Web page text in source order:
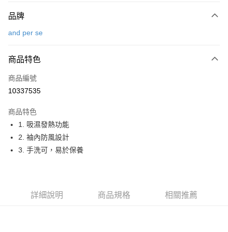
信用卡一次付款
LINE Pay
Apple Pay
悠遊付
大哥付你分期
相關說明
成交易。
【關於「AFTEE先享後付」】
AFTEE先享後付是「在收到商品之後才付款」的支付方式。 讓您購物簡單
ATM付款
品牌
and per se
商品特色
商品編號
10337535
商品特色
1. 吸濕發熱功能
2. 袖內防風設計
3. 手洗可，易於保養
詳細說明 商品規格 相關推薦